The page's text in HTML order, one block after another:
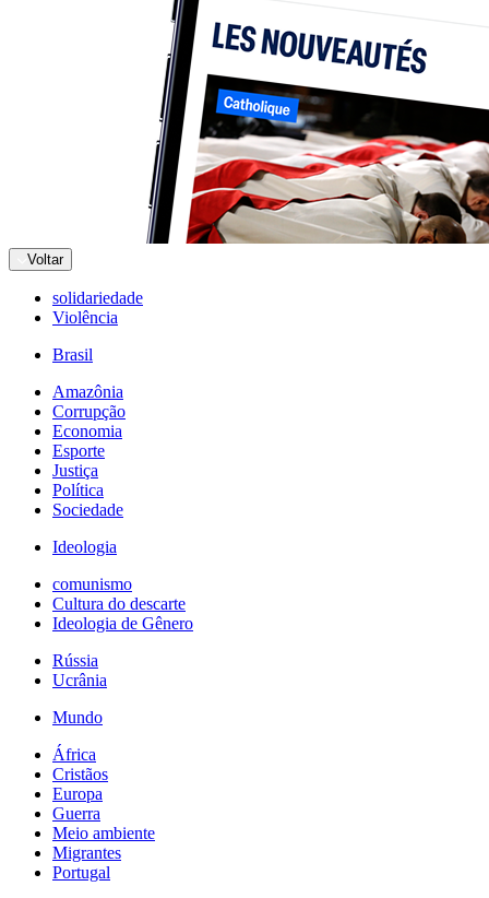
Voltar
solidariedade
Violência
Brasil
Amazônia
Corrupção
Economia
Esporte
Justiça
Política
Sociedade
Ideologia
comunismo
Cultura do descarte
Ideologia de Gênero
Rússia
Ucrânia
Mundo
África
Cristãos
Europa
Guerra
Meio ambiente
Migrantes
Portugal